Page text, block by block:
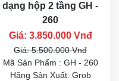
dạng hộp 2 tầng GH -
260
Giá: 3.850.000 Vnđ
Giá: 5.500.000 Vnđ
Mã Sản Phẩm : GH - 260
Hãng Sản Xuất: Grob